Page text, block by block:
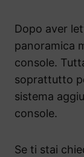
Dopo aver
panoramica
console.
soprattutto
sistema
console.
Se ti stai